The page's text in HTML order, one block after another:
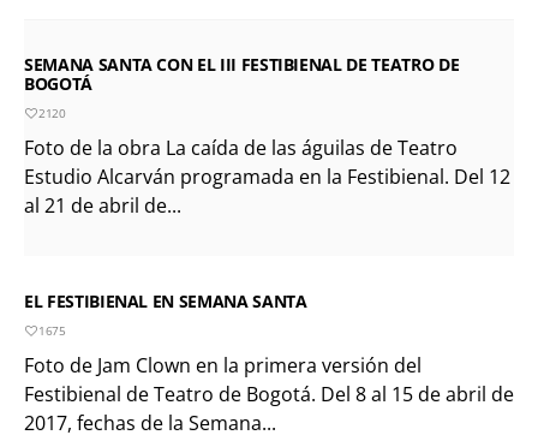
SEMANA SANTA CON EL III FESTIBIENAL DE TEATRO DE
BOGOTÁ
2120
Foto de la obra La caída de las águilas de Teatro
Estudio Alcarván programada en la Festibienal. Del 12
al 21 de abril de...
EL FESTIBIENAL EN SEMANA SANTA
1675
Foto de Jam Clown en la primera versión del
Festibienal de Teatro de Bogotá. Del 8 al 15 de abril de
2017, fechas de la Semana...